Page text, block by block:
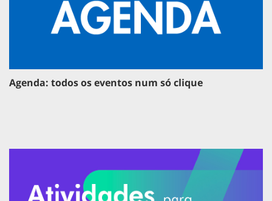
Agenda: todos os eventos num só clique